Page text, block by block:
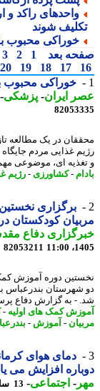
واحدهای راکد و
شوند
خوراکی محبوب با
بعد
1
2
3
4
17
18
19
20
خوراکی محبوب با
ایران- پزشکی-1 ساعت پیش - یکشنبه 18 مرداد 1405، 11:15
در یک مطالعه تازه،
غذایی مردم جایگاه
ای، موضوعی مهم
-کشاورزی- رژیم غذایی
برگزاری نخستین
کودکستان در
دفاع مقدس
82053211
دوره آموزش کمک
بندرعباس با
- به گزارش دفاع پرس از
کمک های اولیه -
-آموزش-بندرعباس
دمای هوای
افزایش می یابد
-اجتماعی-